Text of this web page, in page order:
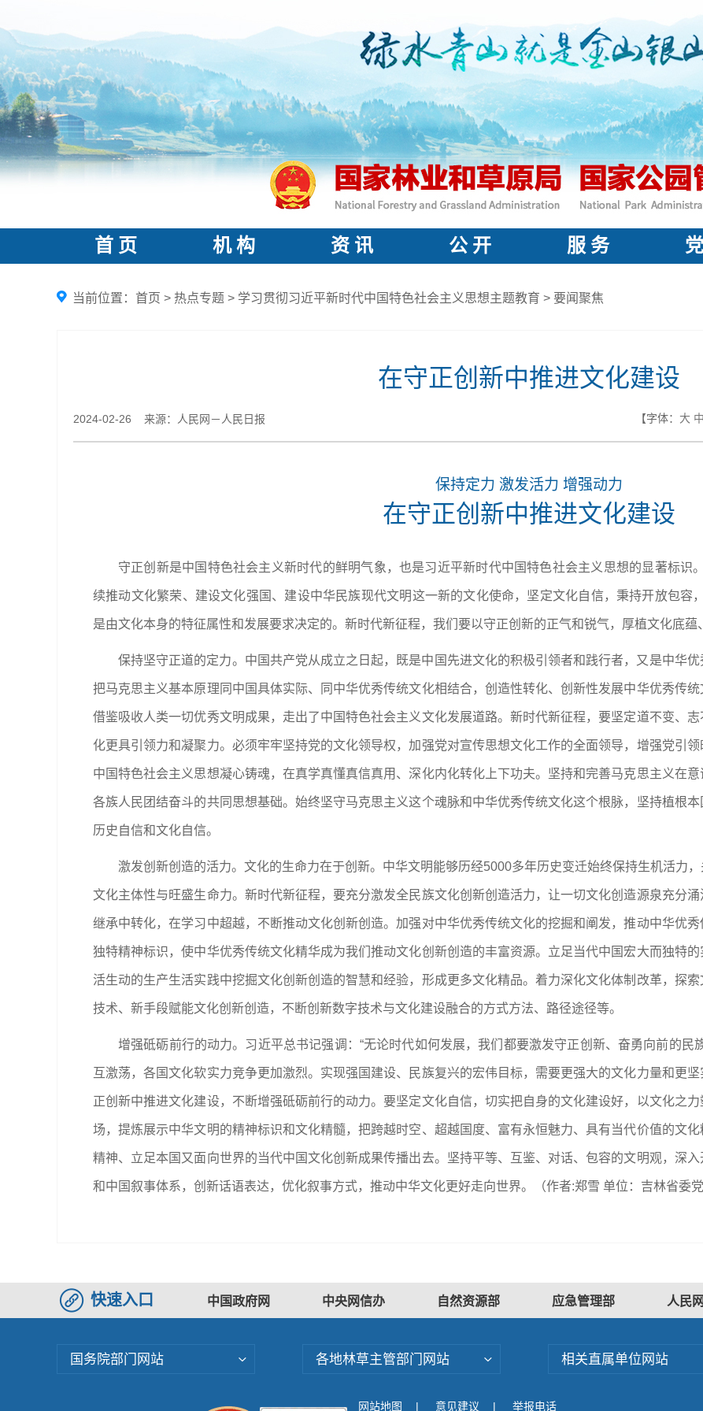
首 页 机 构 资 讯 公 开 服 务
当前位置： 首页 > 热点专题 > 学习贯彻习近平新时代中国特色社会主义思想主题教育 > 要闻聚焦
在守正创新中推进文化建设
2024-02-26 来源：人民网－人民日报 【字体： 大 中
保持定力 激发活力 增强动力
在守正创新中推进文化建设
守正创新是中国特色社会主义新时代的鲜明气象，也是习近平新时代中国特色社会主义思想的显著标识
续推动文化繁荣、建设文化强国、建设中华民族现代文明这一新的文化使命，坚定文化自信，秉持开放包容
是由文化本身的特征属性和发展要求决定的。新时代新征程，我们要以守正创新的正气和锐气，厚植文化底蕴
保持坚守正道的定力。中国共产党从成立之日起，既是中国先进文化的积极引领者和践行者，又是中华
把马克思主义基本原理同中国具体实际、同中华优秀传统文化相结合，创造性转化、创新性发展中华优秀传
借鉴吸收人类一切优秀文明成果，走出了中国特色社会主义文化发展道路。新时代新征程，要坚定道不变、
化更具引领力和凝聚力。必须牢牢坚持党的文化领导权，加强党对宣传思想文化工作的全面领导，增强党引
中国特色社会主义思想凝心铸魂，在真学真懂真信真用、深化内化转化上下功夫。坚持和完善马克思主义在
各族人民团结奋斗的共同思想基础。始终坚守马克思主义这个魂脉和中华优秀传统文化这个根脉，坚持植根
历史自信和文化自信。
激发创新创造的活力。文化的生命力在于创新。中华文明能够历经5000多年历史变迁始终保持生机活力
文化主体性与旺盛生命力。新时代新征程，要充分激发全民族文化创新创造活力，让一切文化创造源泉充分
继承中转化，在学习中超越，不断推动文化创新创造。加强对中华优秀传统文化的挖掘和阐发，推动中华优
独特精神标识，使中华优秀传统文化精华成为我们推动文化创新创造的丰富资源。立足当代中国宏大而独特
活生动的生产生活实践中挖掘文化创新创造的智慧和经验，形成更多文化精品。着力深化文化体制改革，探
技术、新手段赋能文化创新创造，不断创新数字技术与文化建设融合的方式方法、路径途径等。
增强砥砺前行的动力。习近平总书记强调：“无论时代如何发展，我们都要激发守正创新、奋勇向前的民
互激荡，各国文化软实力竞争更加激烈。实现强国建设、民族复兴的宏伟目标，需要更强大的文化力量和更
正创新中推进文化建设，不断增强砥砺前行的动力。要坚定文化自信，切实把自身的文化建设好，以文化之
场，提炼展示中华文明的精神标识和文化精髓，把跨越时空、超越国度、富有永恒魅力、具有当代价值的文
精神、立足本国又面向世界的当代中国文化创新成果传播出去。坚持平等、互鉴、对话、包容的文明观，深
和中国叙事体系，创新话语表达，优化叙事方式，推动中华文化更好走向世界。（作者:郑雪 单位：吉林省委党
快速入口 中国政府网 中央网信办 自然资源部 应急管理部 人民网
国务院部门网站 各地林草主管部门网站 相关直属单位网站
网站地图 | 意见建议 | 举报电话